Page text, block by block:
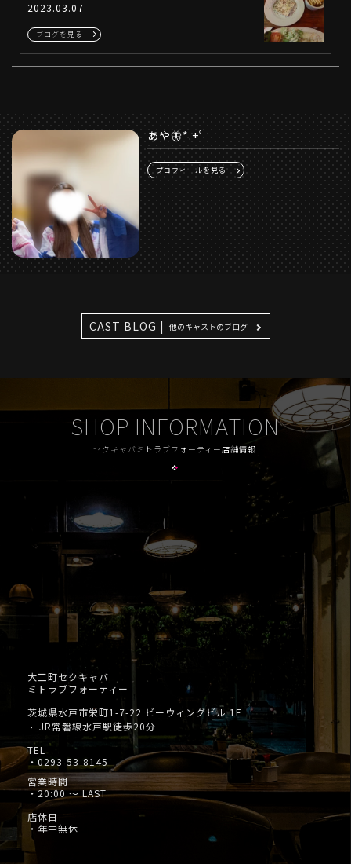
2023.03.07
ブログを見る
あや🦋*.+ﾟ
プロフィールを見る
CAST BLOG | 他のキャストのブログ
SHOP INFORMATION
セクキャバミトラブフォーティー店舗情報
大工町セクキャバ
ミトラブフォーティー
茨城県水戸市栄町1-7-22 ビーウィングビル 1F
・ JR常磐線水戸駅徒歩20分
TEL
・ 0293-53-8145
営業時間
・20:00 ～ LAST
店休日
・年中無休